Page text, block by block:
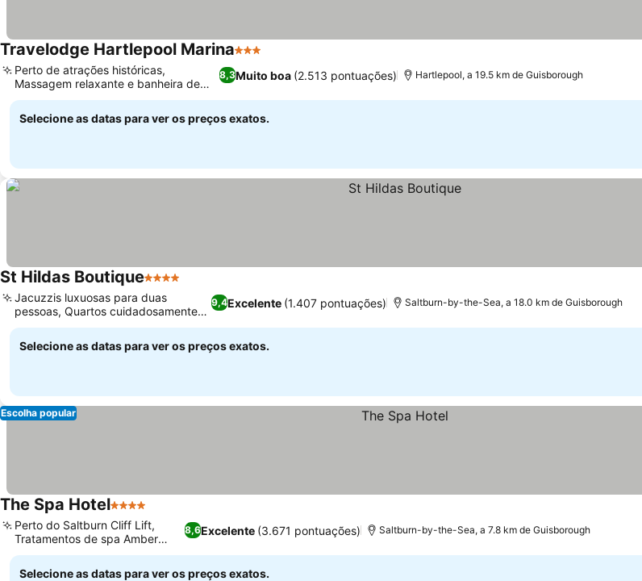
Travelodge Hartlepool Marina3 Estrelas
8,3Muito boa (2.513 pontuações)
Perto de atrações históricas,
Massagem relaxante e banheira de
hidromassagem
Hartlepool, a 19.5 km de Guisborough
Selecione as datas para ver os preços exatos.
St Hildas Boutique4 Estrelas
9,4Excelente (1.407 pontuações)
Jacuzzis luxuosas para duas
pessoas, Quartos cuidadosamente
equipados
Saltburn-by-the-Sea, a 18.0 km de Guisborough
Selecione as datas para ver os preços exatos.
Escolha popular
The Spa Hotel4 Estrelas
8,6Excelente (3.671 pontuações)
Perto do Saltburn Cliff Lift,
Tratamentos de spa Amber
Rooms
Saltburn-by-the-Sea, a 7.8 km de Guisborough
Selecione as datas para ver os preços exatos.